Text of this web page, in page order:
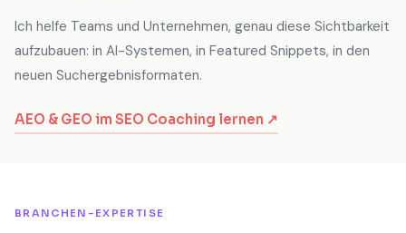
Ich helfe Teams und Unternehmen, genau diese Sichtbarkeit
aufzubauen: in AI-Systemen, in Featured Snippets, in den
neuen Suchergebnisformaten.
AEO & GEO im SEO Coaching lernen ↗
BRANCHEN-EXPERTISE